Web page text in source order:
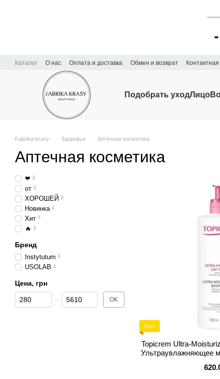
Перейти к основному контенту
Каталог О нас Оплата и доставка Обмен и возврат
Подобрать уходЛицо
Fabrika-krasy Здоровье Аптечная косметика
Аптечная косметика
Хит
Topicrem Ultra-
Ультраувлажняющее
❤ 2
от 2
ХОРОШЕЙ 2
Новинка 1
Хит 7
🔥 1
Бренд
Instytutum 1
USOLAB 1
Цена, грн
От Цена, грн
До Цена, грн OK